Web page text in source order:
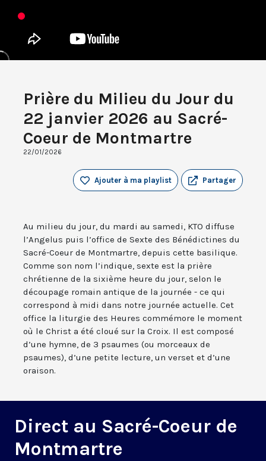
Prière du Milieu du Jour du
22 janvier 2026 au Sacré-
Coeur de Montmartre
22/01/2026
Partager
Ajouter à ma playlist
Au milieu du jour, du mardi au samedi, KTO diffuse
l’Angelus puis l’office de Sexte des Bénédictines du
Sacré-Coeur de Montmartre, depuis cette basilique.
Comme son nom l’indique, sexte est la prière
chrétienne de la sixième heure du jour, selon le
découpage romain antique de la journée - ce qui
correspond à midi dans notre journée actuelle. Cet
office la liturgie des Heures commémore le moment
où le Christ a été cloué sur la Croix. Il est composé
d’une hymne, de 3 psaumes (ou morceaux de
psaumes), d’une petite lecture, un verset et d’une
oraison.
Direct au Sacré-Coeur de
Montmartre